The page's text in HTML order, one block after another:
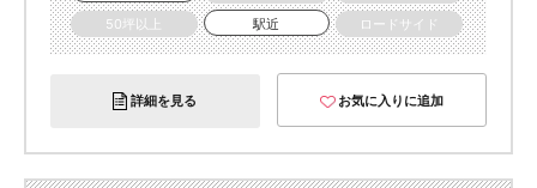
50坪以上
駅近 ロードサイド
詳細を見る お気に入りに追加